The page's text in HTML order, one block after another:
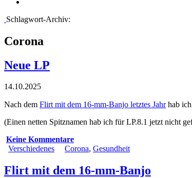
Schlagwort-Archiv:
Corona
Neue LP
14.10.2025
Nach dem Flirt mit dem 16-mm-Banjo letztes Jahrhab ich
(Einen netten Spitznamen hab ich für LP.8.1 jetzt nicht
Keine Kommentare
Verschiedenes
Corona, Gesundheit
Flirt mit dem 16-mm-Banjo